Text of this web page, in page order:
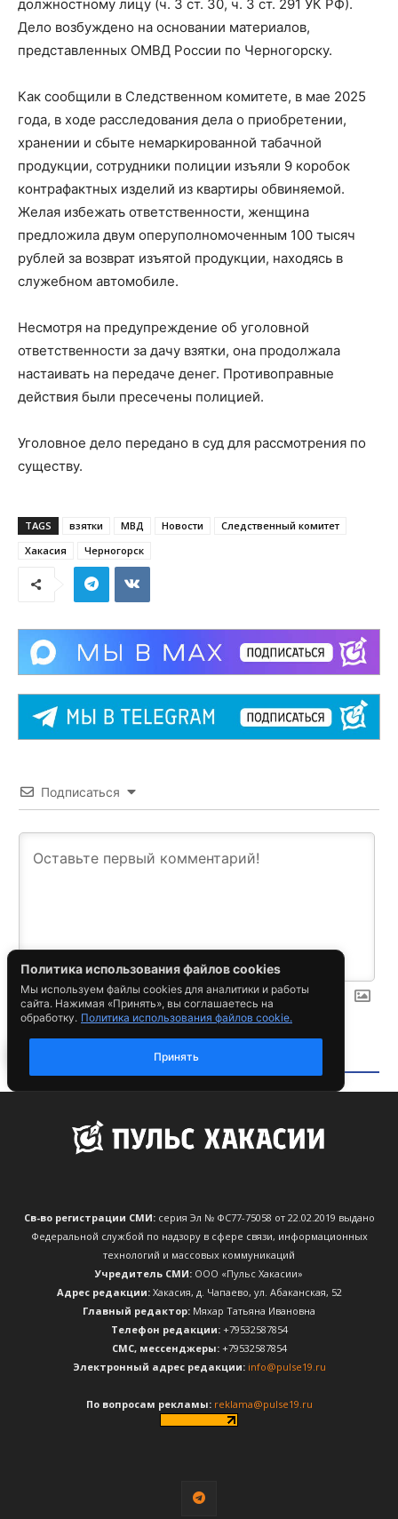
Св-во регистрации СМИ:серия Эл № ФС77-75058 от 22.02.2019 выдано
Федеральной службой по надзору в сфере связи, информационных
технологий и массовых коммуникаций
Учредитель СМИ: ООО «Пульс Хакасии»
Адрес редакции:Хакасия, д. Чапаево, ул. Абаканская, 52
Главный редактор: Мяхар Татьяна Ивановна
Телефон редакции:+79532587854
CМС, мессенджеры:+79532587854
Электронный адрес редакции: info@pulse19.ru
По вопросам рекламы: reklama@pulse19.ru